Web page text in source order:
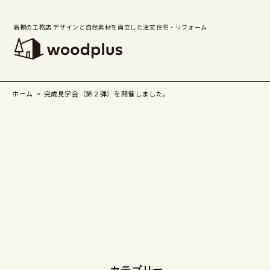
高槻の工務店 デザインと自然素材を両立した注文住宅・リフォーム
ホーム 完成見学会（第２弾）を開催しました。